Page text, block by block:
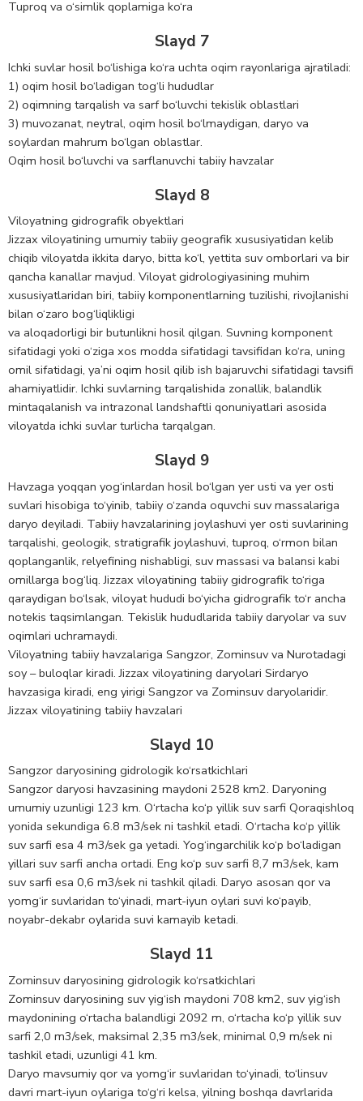
Tuproq va o‘simlik qoplamiga ko‘ra
Slayd 7
Ichki suvlar hosil bo‘lishiga ko‘ra uchta oqim rayonlariga ajratiladi:
1) oqim hosil bo‘ladigan tog‘li hududlar
2) oqimning tarqalish va sarf bo‘luvchi tekislik oblastlari
3) muvozanat, neytral, oqim hosil bo‘lmaydigan, daryo va
soylardan mahrum bo‘lgan oblastlar.
Oqim hosil bo‘luvchi va sarflanuvchi tabiiy havzalar
Slayd 8
Viloyatning gidrografik obyektlari
Jizzax viloyatining umumiy tabiiy geografik xususiyatidan kelib
chiqib viloyatda ikkita daryo, bitta ko‘l, yettita suv omborlari va bir
qancha kanallar mavjud. Viloyat gidrologiyasining muhim
xususiyatlaridan biri, tabiiy komponentlarning tuzilishi, rivojlanishi
bilan o‘zaro bog‘liqlikligi
va aloqadorligi bir butunlikni hosil qilgan. Suvning komponent
sifatidagi yoki o‘ziga xos modda sifatidagi tavsifidan ko‘ra, uning
omil sifatidagi, ya’ni oqim hosil qilib ish bajaruvchi sifatidagi tavsifi
ahamiyatlidir. Ichki suvlarning tarqalishida zonallik, balandlik
mintaqalanish va intrazonal landshaftli qonuniyatlari asosida
viloyatda ichki suvlar turlicha tarqalgan.
Slayd 9
Havzaga yoqqan yog‘inlardan hosil bo‘lgan yer usti va yer osti
suvlari hisobiga to‘yinib, tabiiy o‘zanda oquvchi suv massalariga
daryo deyiladi. Tabiiy havzalarining joylashuvi yer osti suvlarining
tarqalishi, geologik, stratigrafik joylashuvi, tuproq, o‘rmon bilan
qoplanganlik, relyefining nishabligi, suv massasi va balansi kabi
omillarga bog‘liq. Jizzax viloyatining tabiiy gidrografik to‘riga
qaraydigan bo‘lsak, viloyat hududi bo‘yicha gidrografik to‘r ancha
notekis taqsimlangan. Tekislik hududlarida tabiiy daryolar va suv
oqimlari uchramaydi.
Viloyatning tabiiy havzalariga Sangzor, Zominsuv va Nurotadagi
soy – buloqlar kiradi. Jizzax viloyatining daryolari Sirdaryo
havzasiga kiradi, eng yirigi Sangzor va Zominsuv daryolaridir.
Jizzax viloyatining tabiiy havzalari
Slayd 10
Sangzor daryosining gidrologik ko‘rsatkichlari
Sangzor daryosi havzasining maydoni 2528 km2. Daryoning
umumiy uzunligi 123 km. O‘rtacha ko‘p yillik suv sarfi Qoraqishloq
yonida sekundiga 6.8 m3/sek ni tashkil etadi. O‘rtacha ko‘p yillik
suv sarfi esa 4 m3/sek ga yetadi. Yog‘ingarchilik ko‘p bo‘ladigan
yillari suv sarfi ancha ortadi. Eng ko‘p suv sarfi 8,7 m3/sek, kam
suv sarfi esa 0,6 m3/sek ni tashkil qiladi. Daryo asosan qor va
yomg‘ir suvlaridan to‘yinadi, mart-iyun oylari suvi ko‘payib,
noyabr-dekabr oylarida suvi kamayib ketadi.
Slayd 11
Zominsuv daryosining gidrologik ko‘rsatkichlari
Zominsuv daryosining suv yig‘ish maydoni 708 km2, suv yig‘ish
maydonining o‘rtacha balandligi 2092 m, o‘rtacha ko‘p yillik suv
sarfi 2,0 m3/sek, maksimal 2,35 m3/sek, minimal 0,9 m/sek ni
tashkil etadi, uzunligi 41 km.
Daryo mavsumiy qor va yomg‘ir suvlaridan to‘yinadi, to‘linsuv
davri mart-iyun oylariga to‘g‘ri kelsa, yilning boshqa davrlarida